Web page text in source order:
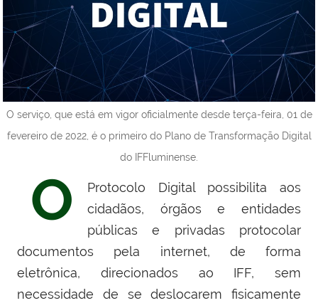
O serviço, que está em vigor oficialmente desde terça-feira, 01 de
fevereiro de 2022, é o primeiro do Plano de Transformação Digital
do IFFluminense.
O
Protocolo Digital possibilita aos
cidadãos, órgãos e entidades
públicas e privadas protocolar
documentos pela internet, de forma
eletrônica, direcionados ao IFF, sem
necessidade de se deslocarem fisicamente